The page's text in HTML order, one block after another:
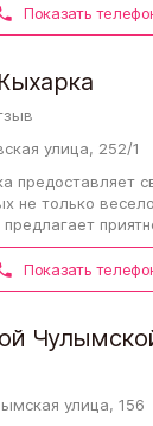
Показать
улица, 252/1
предоставляет
не только
финской…
Показать
улица, 156